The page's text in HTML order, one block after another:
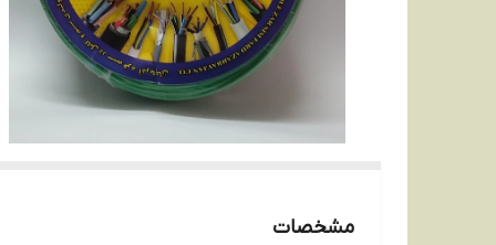
مشخصات